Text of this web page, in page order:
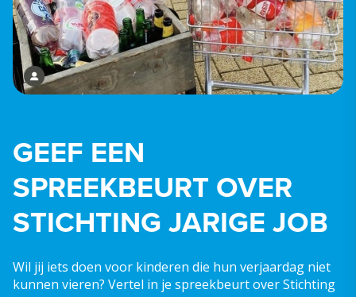
GEEF EEN
SPREEKBEURT OVER
STICHTING JARIGE JOB
Wil jij iets doen voor kinderen die hun verjaardag niet
kunnen vieren? Vertel in je spreekbeurt over Stichting